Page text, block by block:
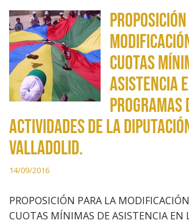
CUOTAS
ASISTENCIA
PROGRAMAS
ACTIVIDADES DE LA
VALLADOLID.
14/09/2016
PROPOSICIÓN PARA LA
CUOTAS MÍNIMAS DE ASISTENCIA EN